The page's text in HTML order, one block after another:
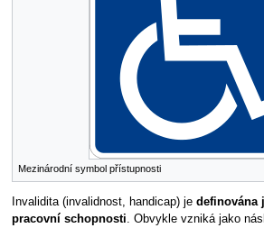
Mezinárodní symbol přístupnosti
Invalidita (invalidnost, handicap) je definována
pracovní schopnosti. Obvykle vzniká jako